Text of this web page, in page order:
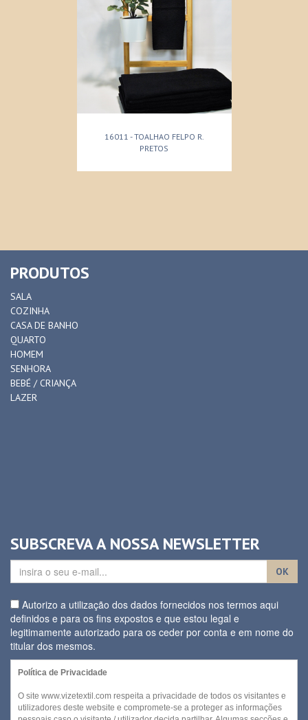
16011 - TOALHAO FELPO R.
PRETOS
PRODUTOS
SALA
COZINHA
CASA DE BANHO
QUARTO
HOMEM
SENHORA
BEBÉ / CRIANÇA
LAZER
SUBSCREVA A NOSSA NEWSLETTER
OK
Autorizo a utilização dos dados fornecidos nos termos aqui
definidos e para os fins expostos e que estou legal e
legitimamente autorizado para os ceder por conta e em nome do
titular dos mesmos.
Política de Privacidade
O site www.vizetextil.com respeita a privacidade de todos os visitantes e
utilizadores deste website e compromete-se a proteger as informações